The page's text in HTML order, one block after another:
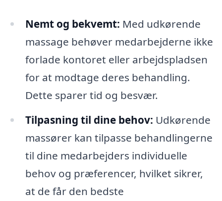
Nemt og bekvemt: Med udkørende
massage behøver medarbejderne ikke
forlade kontoret eller arbejdspladsen
for at modtage deres behandling.
Dette sparer tid og besvær.
Tilpasning til dine behov: Udkørende
massører kan tilpasse behandlingerne
til dine medarbejders individuelle
behov og præferencer, hvilket sikrer,
at de får den bedste